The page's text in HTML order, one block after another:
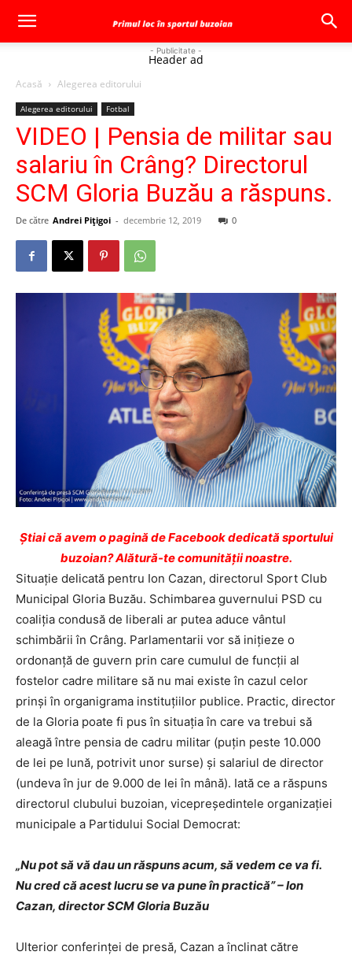
- Publicitate -
Header ad
Acasă Alegerea editorului
Alegerea editorului Fotbal
VIDEO | Pensia de militar sau
salariu în Crâng? Directorul
SCM Gloria Buzău a răspuns.
De către Andrei Pițigoi - decembrie 12, 2019 0
Ştiai că avem o pagină de Facebook dedicată sportului
buzoian? Alătură-te comunității noastre.
Situaţie delicată pentru Ion Cazan, directorul Sport Club
Municipal Gloria Buzău. Schimbarea guvernului PSD cu
coaliţia condusă de liberali ar putea aduce vântul
schimbării în Crâng. Parlamentarii vor să iniţieze o
ordonanţă de guvern prin care cumulul de funcţii al
fostelor cadre militare să nu mai existe în cazul celor
prinşi în organigrama instituţiilor publice. Practic, director
de la Gloria poate fi pus în situaţia în care va trebui să
aleagă între pensia de cadru militar (puţin peste 10.000
de lei pe lună, potrivit unor surse) şi salariul de director
(undeva în jur de 9.000 de lei în mână). Iată ce a răspuns
directorul clubului buzoian, vicepreşedintele organizaţiei
municipale a Partidului Social Democrat:
„Nu pot să vă dau un răspuns acum, să vedem ce va fi.
Nu cred că acest lucru se va pune în practică” – Ion
Cazan, director SCM Gloria Buzău
Ulterior conferinţei de presă, Cazan a înclinat către